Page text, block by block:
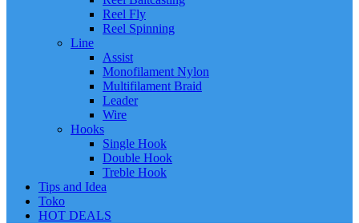
Reel Fly
Reel Spinning
Line
Assist
Monofilament Nylon
Multifilament Braid
Leader
Wire
Hooks
Single Hook
Double Hook
Treble Hook
Tips and Idea
Toko
HOT DEALS